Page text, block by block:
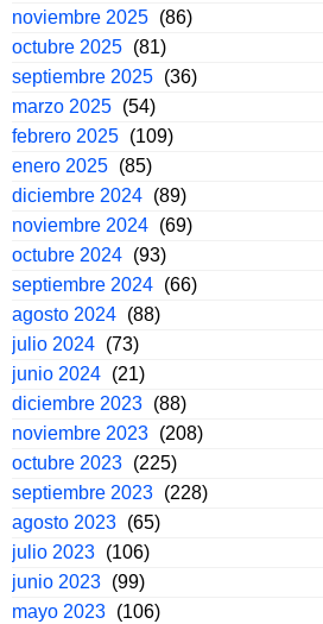
noviembre 2025 (86)
octubre 2025 (81)
septiembre 2025 (36)
marzo 2025 (54)
febrero 2025 (109)
enero 2025 (85)
diciembre 2024 (89)
noviembre 2024 (69)
octubre 2024 (93)
septiembre 2024 (66)
agosto 2024 (88)
julio 2024 (73)
junio 2024 (21)
diciembre 2023 (88)
noviembre 2023 (208)
octubre 2023 (225)
septiembre 2023 (228)
agosto 2023 (65)
julio 2023 (106)
junio 2023 (99)
mayo 2023 (106)